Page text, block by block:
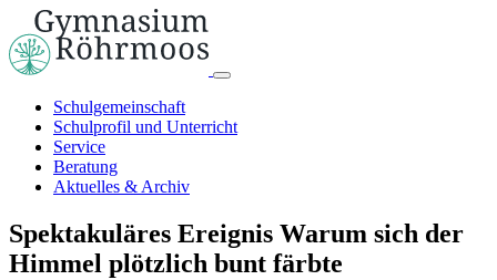
Schulgemeinschaft
Schulprofil und Unterricht
Service
Beratung
Aktuelles & Archiv
Spektakuläres Ereignis Warum sich der
Himmel plötzlich bunt färbte